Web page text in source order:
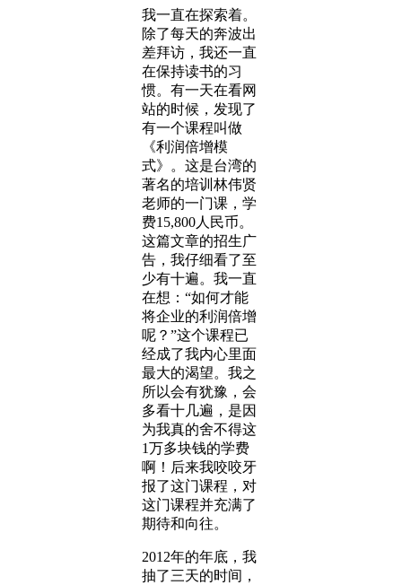
我一直在探索着。
除了每天的奔波出
差拜访，我还一直
在保持读书的习
惯。有一天在看网
站的时候，发现了
有一个课程叫做
《利润倍增模
式》。这是台湾的
著名的培训林伟贤
老师的一门课，学
费15,800人民币。
这篇文章的招生广
告，我仔细看了至
少有十遍。我一直
在想：“如何才能
将企业的利润倍增
呢？”这个课程已
经成了我内心里面
最大的渴望。我之
所以会有犹豫，会
多看十几遍，是因
为我真的舍不得这
1万多块钱的学费
啊！后来我咬咬牙
报了这门课程，对
这门课程并充满了
期待和向往。
2012年的年底，我
抽了三天的时间，